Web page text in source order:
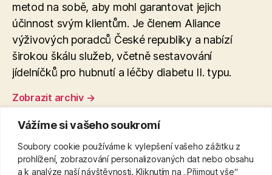
Vážíme si vašeho soukromí
Soubory cookie používáme k vylepšení vašeho zážitku z
prohlížení, zobrazování personalizovaných dat nebo obsahu
a k analýze naší návštěvnosti. Kliknutím na „Přijmout vše“
metod na sobě, aby mohl garantovat jejich
účinnost svým klientům. Je členem Aliance
výživových poradců České republiky a nabízí
širokou škálu služeb, včetně sestavování
jídelníčků pro hubnutí a léčby diabetu II. typu.
Zobrazit archiv →
← Bolest na pravé straně břicha a zad: Příčiny a
prevence